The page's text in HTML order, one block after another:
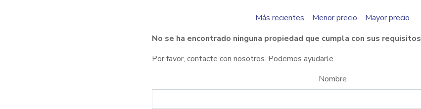
Más recientes Menor precio
Mayor precio
No se ha encontrado ninguna propiedad que cumpla con sus requisitos
Por favor, contacte con nosotros. Podemos ayudarle.
Nombre